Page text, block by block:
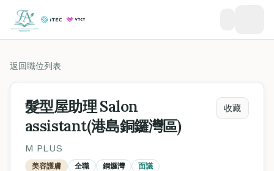
返回職位列表
髮型屋助理 Salon
assistant(港島銅鑼灣區)
M PLUS
收藏
美容護膚 全職 銅鑼灣 面議